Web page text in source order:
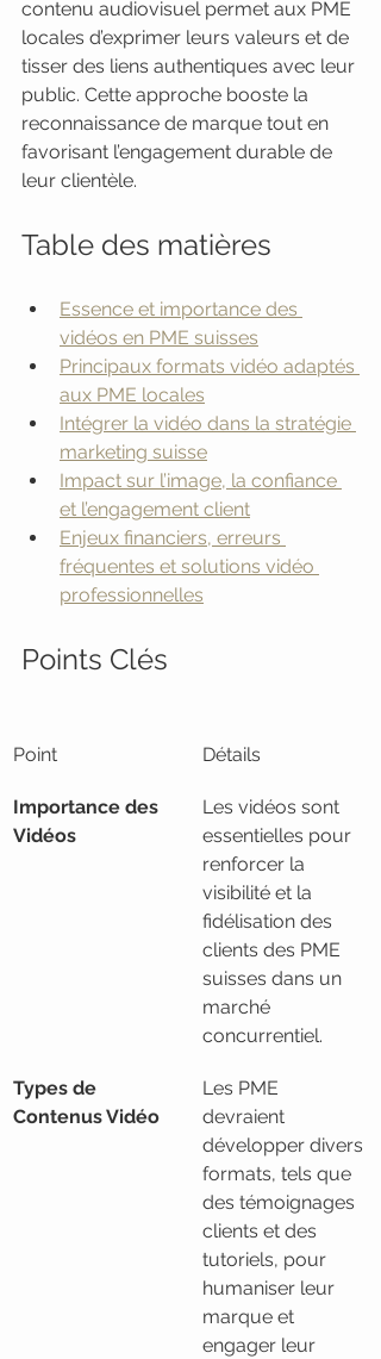
contenu audiovisuel permet aux PME
locales d’exprimer leurs valeurs et de
tisser des liens authentiques avec leur
public. Cette approche booste la
reconnaissance de marque tout en
favorisant l’engagement durable de
leur clientèle.
Table des matières
Essence et importance des
vidéos en PME suisses
Principaux formats vidéo adaptés
aux PME locales
Intégrer la vidéo dans la stratégie
marketing suisse
Impact sur l’image, la confiance
et l’engagement client
Enjeux financiers, erreurs
fréquentes et solutions vidéo
professionnelles
Points Clés
Point Détails
Importance des
Vidéos
Les vidéos sont
essentielles pour
renforcer la
visibilité et la
fidélisation des
clients des PME
suisses dans un
marché
concurrentiel.
Types de
Contenus Vidéo
Les PME
devraient
développer divers
formats, tels que
des témoignages
clients et des
tutoriels, pour
humaniser leur
marque et
engager leur